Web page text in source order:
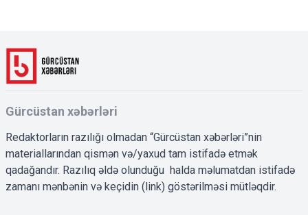
Gürcüstan xəbərləri
Redaktorların razılığı olmadan “Gürcüstan xəbərləri”nin
materiallarından qismən və/yaxud tam istifadə etmək
qadağandır. Razılıq əldə olunduğu halda məlumatdan istifadə
zamanı mənbənin və keçidin (link) göstərilməsi mütləqdir.